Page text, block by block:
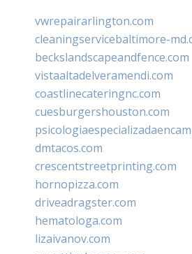
vwrepairarlington.com
cleaningservicebaltimore-
beckslandscapeandfence.com
vistaaltadelveramendi.com
coastlinecateringnc.com
cuesburgershouston.com
dmtacos.com
crescentstreetprinting.com
hornopizza.com
driveadragster.com
hematologa.com
lizaivanov.com